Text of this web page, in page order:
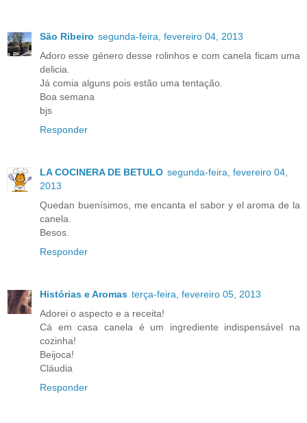
São Ribeiro segunda-feira, fevereiro 04, 2013
Adoro esse género desse rolinhos e com canela ficam uma
delicia.
Já comia alguns pois estão uma tentação.
Boa semana
bjs
Responder
LA COCINERA DE BETULO segunda-feira, fevereiro 04,
2013
Quedan buenísimos, me encanta el sabor y el aroma de la
canela.
Besos.
Responder
Histórias e Aromas terça-feira, fevereiro 05, 2013
Adorei o aspecto e a receita!
Cá em casa canela é um ingrediente indispensável na
cozinha!
Beijoca!
Cláudia
Responder